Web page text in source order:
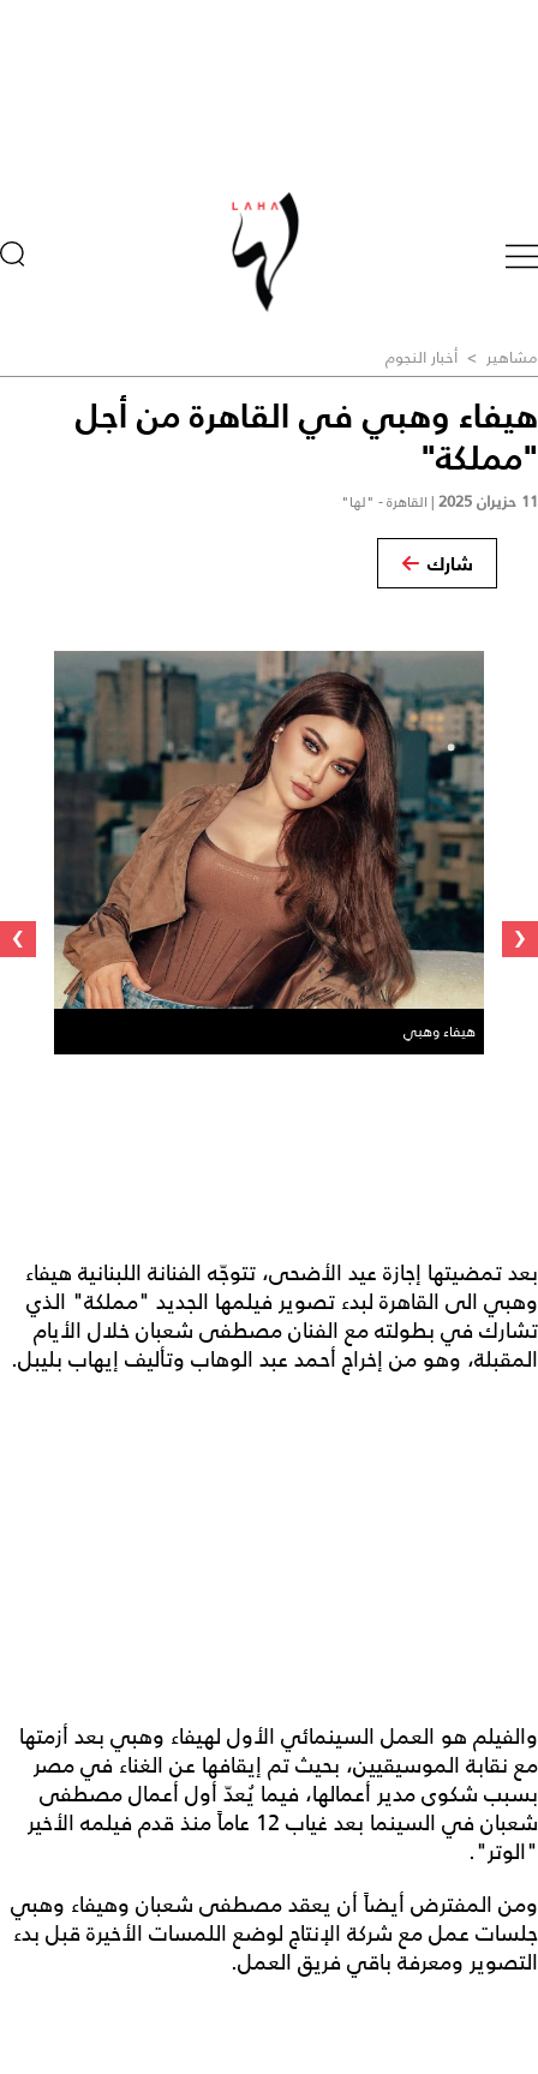
مشاهير > أخبار النجوم
هيفاء وهبي في القاهرة من أجل
"مملكة"
11 حزيران 2025 | القاهرة - "لها"
شارك
هيفاء وهبي
‹
›
بعد تمضيتها إجازة عيد الأضحى، تتوجّه الفنانة اللبنانية هيفاء
وهبي الى القاهرة لبدء تصوير فيلمها الجديد "مملكة" الذي
تشارك في بطولته مع الفنان مصطفى شعبان خلال الأيام
المقبلة، وهو من إخراج أحمد عبد الوهاب وتأليف إيهاب بليبل.
والفيلم هو العمل السينمائي الأول لهيفاء وهبي بعد أزمتها
مع نقابة الموسيقيين، بحيث تم إيقافها عن الغناء في مصر
بسبب شكوى مدير أعمالها، فيما يُعدّ أول أعمال مصطفى
شعبان في السينما بعد غياب 12 عاماً منذ قدم فيلمه الأخير
"الوتر".
ومن المفترض أيضاً أن يعقد مصطفى شعبان وهيفاء وهبي
جلسات عمل مع شركة الإنتاج لوضع اللمسات الأخيرة قبل بدء
التصوير ومعرفة باقي فريق العمل.